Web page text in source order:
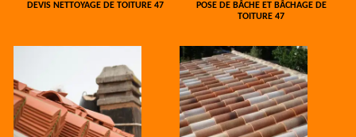
DEVIS NETTOYAGE DE TOITURE 47
POSE DE BÂCHE ET BÂCHAGE DE
TOITURE 47